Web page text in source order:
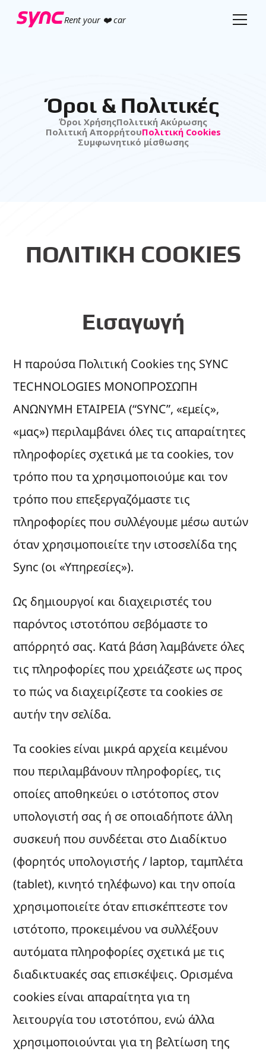
Rent your ❤️ car
Όροι & Πολιτικές
΄Όροι Χρ΄ήσηςΠολιτικ΄ή Ακ΄ύρωσης
Πολιτικ΄ή Απορρ΄ήτουΠολιτική Cookies
Συμφωνητικό μίσθωσης
ΠΟΛΙΤΙΚΗ COOKIES
Εισαγωγή
Η παρούσα Πολιτική Cookies της SYNC
TECHNOLOGIES ΜΟΝΟΠΡΟΣΩΠΗ
ΑΝΩΝΥΜΗ ΕΤΑΙΡΕΙΑ (“SYNC”, «εμείς»,
«μας») περιλαμβάνει όλες τις απαραίτητες
πληροφορίες σχετικά με τα cookies, τον
τρόπο που τα χρησιμοποιούμε και τον
τρόπο που επεξεργαζόμαστε τις
πληροφορίες που συλλέγουμε μέσω αυτών
όταν χρησιμοποιείτε την ιστοσελίδα της
Sync (οι «Υπηρεσίες»).
Ως δημιουργοί και διαχειριστές του
παρόντος ιστοτόπου σεβόμαστε το
απόρρητό σας. Κατά βάση λαμβάνετε όλες
τις πληροφορίες που χρειάζεστε ως προς
το πώς να διαχειρίζεστε τα cookies σε
αυτήν την σελίδα.
Τα cookies είναι μικρά αρχεία κειμένου
που περιλαμβάνουν πληροφορίες, τις
οποίες αποθηκεύει ο ιστότοπος στον
υπολογιστή σας ή σε οποιαδήποτε άλλη
συσκευή που συνδέεται στο Διαδίκτυο
(φορητός υπολογιστής / laptop, ταμπλέτα
(tablet), κινητό τηλέφωνο) και την οποία
χρησιμοποιείτε όταν επισκέπτεστε τον
ιστότοπο, προκειμένου να συλλέξουν
αυτόματα πληροφορίες σχετικά με τις
διαδικτυακές σας επισκέψεις. Ορισμένα
cookies είναι απαραίτητα για τη
λειτουργία του ιστοτόπου, ενώ άλλα
χρησιμοποιούνται για τη βελτίωση της